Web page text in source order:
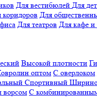
Для вестибюлей Для
коридоров Для
Для театров Для кафе и
Высокой плотности
оптом С оверлоком
Спортивный
ворсом С